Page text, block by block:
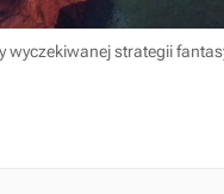
wyczekiwanej strategii